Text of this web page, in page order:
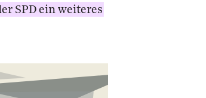
SPD ein weiteres